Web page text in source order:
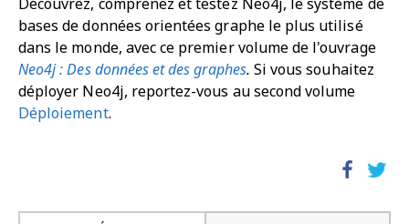
bases de données orientées graphe le plus utilisé
dans le monde, avec ce premier volume de l'ouvrage
Neo4j : Des données et des graphes. Si vous souhaitez
déployer Neo4j, reportez-vous au second volume
Déploiement.